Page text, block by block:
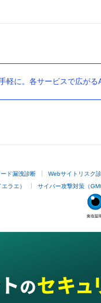
軽に。各サービスで広がる
ド漏洩診断 Webサイトリスク
ラエ） サイバー攻撃対策（